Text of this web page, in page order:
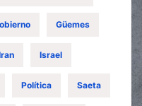
Güemes
Israel
Política Saeta